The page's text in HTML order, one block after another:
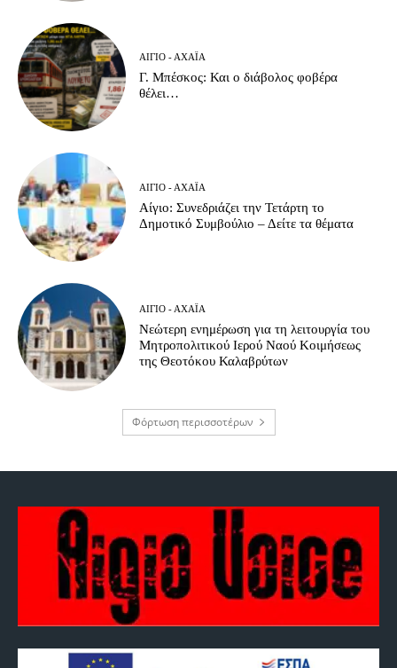
ΑΊΓΙΟ - ΑΧΑΪ́Α
Γ. Μπέσκος: Και ο διάβολος φοβέρα
θέλει…
ΑΊΓΙΟ - ΑΧΑΪ́Α
Αίγιο: Συνεδριάζει την Τετάρτη το
Δημοτικό Συμβούλιο – Δείτε τα θέματα
ΑΊΓΙΟ - ΑΧΑΪ́Α
Νεώτερη ενημέρωση για τη λειτουργία του
Μητροπολιτικού Ιερού Ναού Κοιμήσεως
της Θεοτόκου Καλαβρύτων
Φόρτωση περισσοτέρων